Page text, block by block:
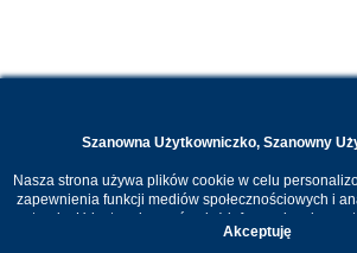
Szanowna Użytkowniczko, Szanowny
Nasza strona używa plików cookie w celu
zapewnienia funkcji mediów społecznościowych i
stronie. Udostępniamy również informacje o
internetowej naszym zaufanym partnerom. Dzięki
Akceptuję